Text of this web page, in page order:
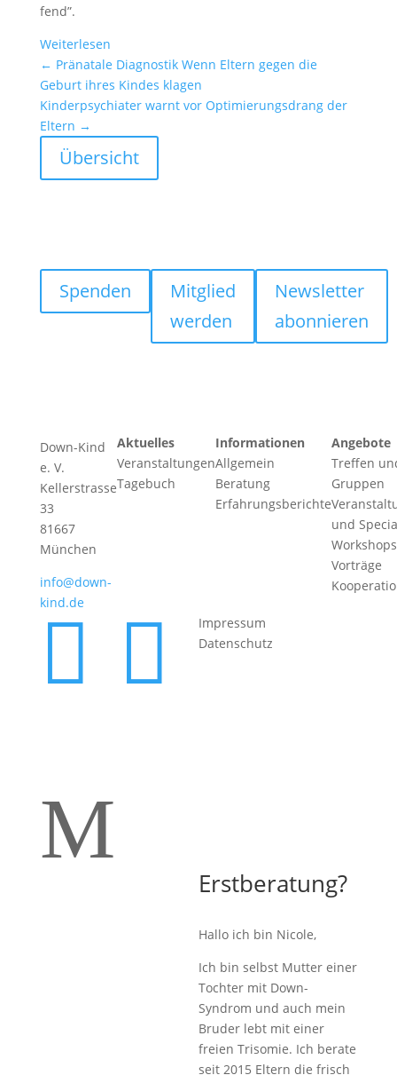
fend”.
Weiter­lesen
← Präna­tale Diagnostik Wenn Eltern gegen die
Geburt ihres Kindes klagen
Kinder­psych­iater warnt vor Optimie­rungs­drang der
Eltern →
Übersicht
Spenden
Mitglied
werden
Newsletter
abonnieren
Down-Kind
e. V.
Kellerstrasse
33
81667
München
info@down-
kind.de
Aktuelles
Veranstaltungen
Tagebuch
Informationen
Allgemein
Beratung
Erfahrungsberichte
Angebote
Treffen
Gruppen
und
Vorträge
 
Impressum
Datenschutz
M
Erstberatung?
Hallo ich bin Nicole,
Ich bin selbst Mutter einer
Tochter mit Down-
Syndrom und auch mein
Bruder lebt mit einer
freien Trisomie. Ich berate
seit 2015 Eltern die frisch